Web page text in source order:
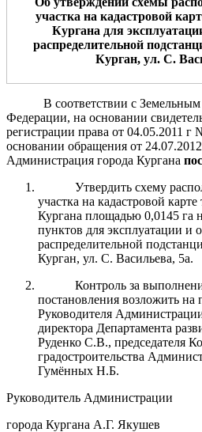
участка на кадастровой
Кургана для
распределительной
Курган, ул. С.
В соответствии с
Федерации, на основании
регистрации права от 04.05.2011
основании обращения от
Администрация города Кургана
Утвердить схему
участка на кадастровой
Кургана площадью 0,0145 га
пунктов для эксплуатации и
распределительной
Курган, ул. С. Васильева, 5а.
Контроль за
постановления возложить на
Руководителя
директора Департамента
Руденко С.В., председателя
градостроительства
Гумённых Н.Б.
Руководитель Администрации
города Кургана А.Г. Якушев